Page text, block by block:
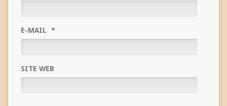
E-MAIL *
SITE WEB